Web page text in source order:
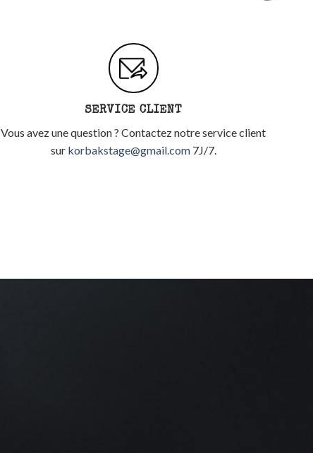
SERVICE CLIENT
Vous avez une question ? Contactez notre service client
sur korbakstage@gmail.com7J/7.